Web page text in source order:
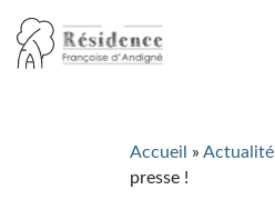
Accueil »
presse !